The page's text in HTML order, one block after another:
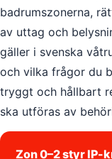
badrumszonerna,
av uttag och
gäller i svenska
och vilka frågor du
tryggt och hållbart
ska utföras av
Zon 0–2 styr IP-